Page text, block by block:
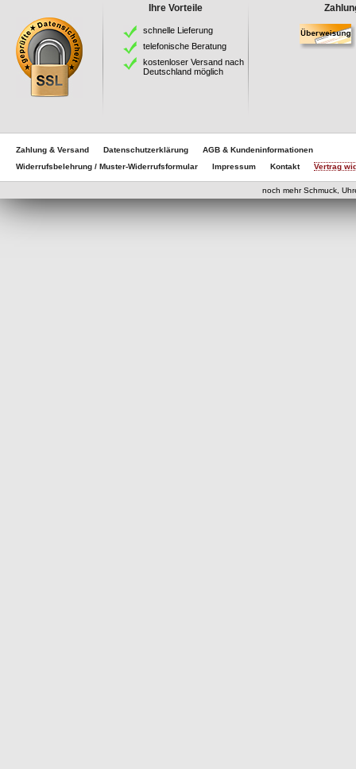
Ihre Vorteile
schnelle Lieferung
telefonische Beratung
kostenloser Versand nach
Deutschland möglich
Zahlung & Versand Datenschutzerklärung
AGB & Kundeninformationen
Widerrufsbelehrung / Muster-Widerrufsformular
Impressum Kontakt Vertrag
noch mehr Schmuck,
eCommerce